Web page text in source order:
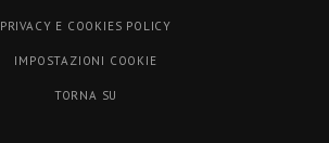
PRIVACY E COOKIES POLICY
IMPOSTAZIONI COOKIE
TORNA SU